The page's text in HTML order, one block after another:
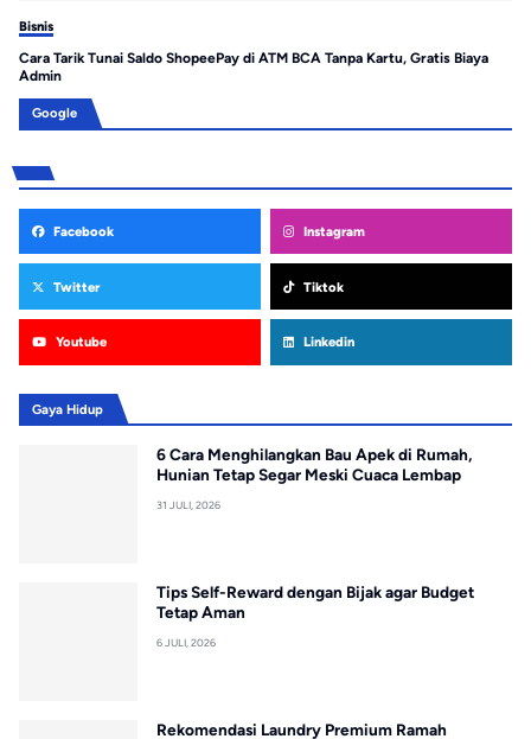
Bisnis
Cara Tarik Tunai Saldo ShopeePay di ATM BCA Tanpa Kartu, Gratis Biaya
Admin
Google
Facebook Instagram
Twitter Tiktok
Youtube Linkedin
Gaya Hidup
6 Cara Menghilangkan Bau Apek di Rumah,
Hunian Tetap Segar Meski Cuaca Lembap
31 JULI, 2026
Tips Self-Reward dengan Bijak agar Budget
Tetap Aman
6 JULI, 2026
Rekomendasi Laundry Premium Ramah